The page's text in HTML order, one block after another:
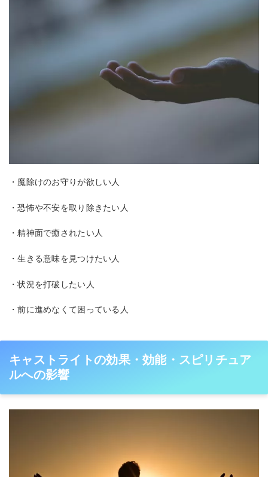
・魔除けのお守りが欲しい人
・恐怖や不安を取り除きたい人
・精神面で癒されたい人
・生きる意味を見つけたい人
・状況を打破したい人
・前に進めなくて困っている人
キャストライトの効果・効能・スピリチュア
ルへの影響